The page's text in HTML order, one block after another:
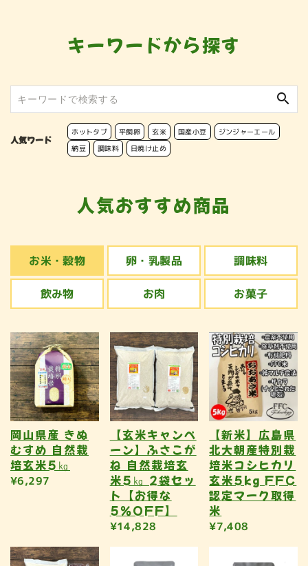
キーワードから探す
search
人気ワード
ホットタブ 平飼卵 玄米 国産小豆
ジンジャーエール
納豆
調味料 日焼け止め
人気おすすめ商品
お米・穀物 卵・乳製品 調味料
飲み物 お肉 お菓子
岡山県産 きぬ
むすめ 自然栽
培玄米5㎏
¥6,297
【玄米キャンペ
ーン】ふさこが
ね 自然栽培玄
米5㎏ 2袋セッ
ト【お得な
5％OFF】
¥14,828
【新米】広島県
北大朝産特別栽
培米コシヒカリ
玄米5kg FFC
認定マーク取得
米
¥7,408